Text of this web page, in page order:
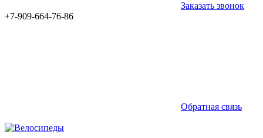
Заказать звонок
+7-909-664-76-86
Обратная связь